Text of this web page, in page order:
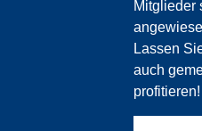
Mitglieder
Lassen
auch
profitieren!